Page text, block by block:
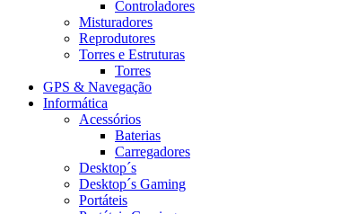
Controladores
Misturadores
Reprodutores
Torres e Estruturas
Torres
GPS & Navegação
Informática
Acessórios
Baterias
Carregadores
Desktop´s
Desktop´s Gaming
Portáteis